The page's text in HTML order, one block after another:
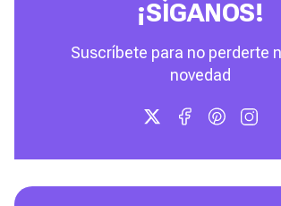
¡SÍGANOS!
Suscríbete para no perderte
novedad